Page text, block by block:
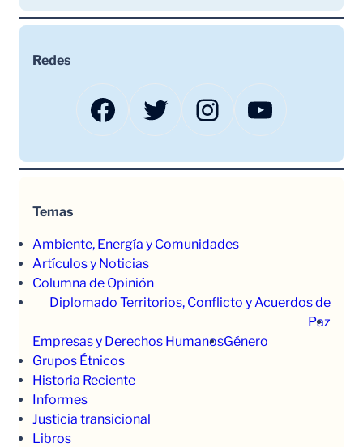
Redes
Facebook Twitter Instagram YouTube
Temas
Ambiente, Energía y Comunidades
Artículos y Noticias
Columna de Opinión
Diplomado Territorios, Conflicto y Acuerdos de
Paz
Empresas y Derechos HumanosGénero
Grupos Étnicos
Historia Reciente
Informes
Justicia transicional
Libros